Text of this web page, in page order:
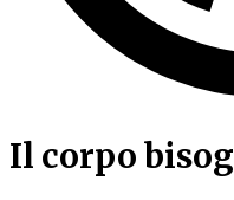
Il corpo